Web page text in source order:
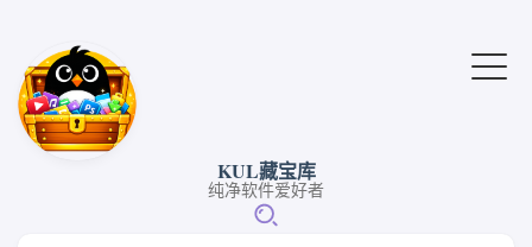
KUL藏宝库
纯净软件爱好者